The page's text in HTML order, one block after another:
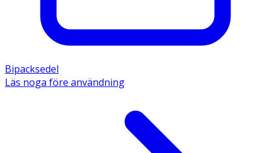
Bipacksedel
Läs noga före användning